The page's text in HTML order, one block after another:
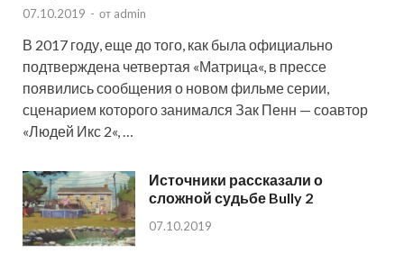
07.10.2019 - от admin
В 2017 году, еще до того, как была официально
подтверждена четвертая «Матрица«, в прессе
появились сообщения о новом фильме серии,
сценарием которого занимался Зак Пенн — соавтор
«Людей Икс 2«, …
Источники рассказали о
сложной судьбе Bully 2
07.10.2019